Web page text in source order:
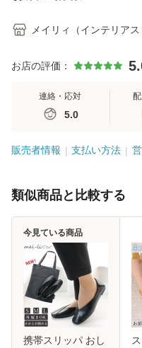
メイリィ（インテリアス
お店の評価：
連絡・応対
5.0
販売者情報 支払い方法
類似商品と比較する
携帯スリッパ おし
今見ている商品